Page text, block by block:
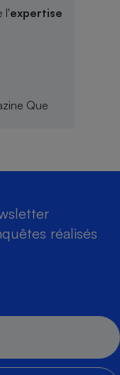
l'expertise
réalisés